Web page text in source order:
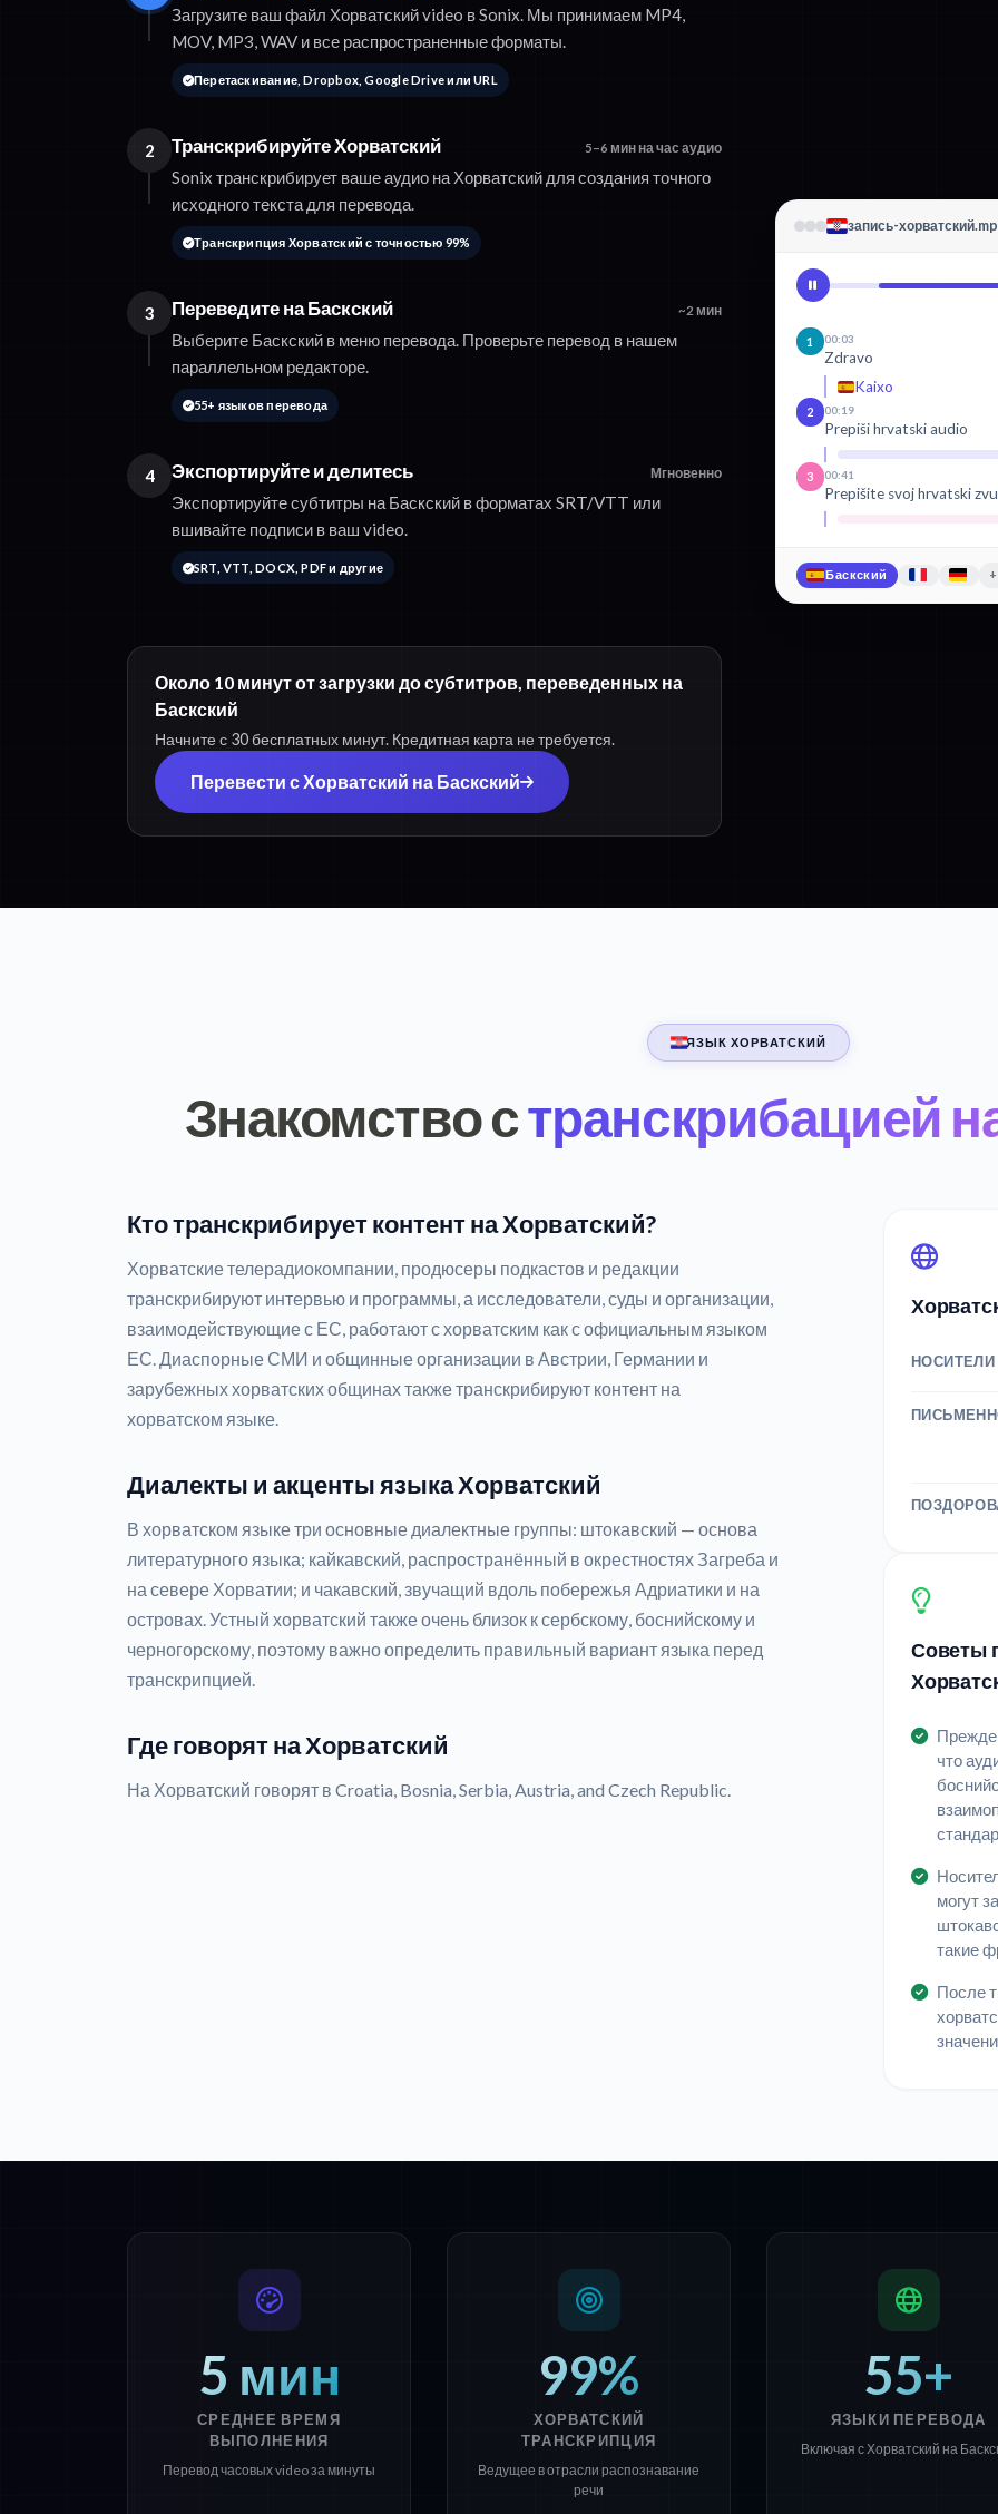
Загрузите ваш файл Хорватский video в Sonix. Мы принимаем MP4,
MOV, MP3, WAV и все распространенные форматы.
Перетаскивание, Dropbox, Google Drive или URL
2 Транскрибируйте Хорватский 5–6 мин на час аудио
Sonix транскрибирует ваше аудио на Хорватский для создания точного
исходного текста для перевода.
Транскрипция Хорватский с точностью 99%
3 Переведите на Баскский ~2 мин
Выберите Баскский в меню перевода. Проверьте перевод в нашем
параллельном редакторе.
55+ языков перевода
4 Экспортируйте и делитесь Мгновенно
Экспортируйте субтитры на Баскский в форматах SRT/VTT или
вшивайте подписи в ваш video.
SRT, VTT, DOCX, PDF и другие
Около 10 минут от загрузки до субтитров, переведенных на
Баскский
Начните с 30 бесплатных минут. Кредитная карта не требуется.
Перевести с Хорватский на Баскский
запись-
1 00:03
Zdravo
Kaixo
2 00:19
Prepiši hrvatski audio
3 00:41
Prepišite svoj hrvatski
Баскский
ЯЗЫК ХОРВАТСКИЙ
Знакомство странскрибацией
Кто транскрибирует контент на Хорватский?
Хорватские телерадиокомпании, продюсеры подкастов и редакции
транскрибируют интервью и программы, а исследователи, суды и организации,
взаимодействующие с ЕС, работают с хорватским как с официальным языком
ЕС. Диаспорные СМИ и общинные организации в Австрии, Германии и
зарубежных хорватских общинах также транскрибируют контент на
хорватском языке.
Диалекты и акценты языка Хорватский
В хорватском языке три основные диалектные группы: штокавский — основа
литературного языка; кайкавский, распространённый в окрестностях Загреба и
на севере Хорватии; и чакавский, звучащий вдоль побережья Адриатики и на
островах. Устный хорватский также очень близок к сербскому, боснийскому и
черногорскому, поэтому важно определить правильный вариант языка перед
транскрипцией.
Где говорят на Хорватский
На Хорватский говорят в Croatia, Bosnia, Serbia, Austria, and Czech Republic.
НОСИТЕЛИ
Советы
Прежде
что
могут
такие
После
5 мин
СРЕДНЕЕ ВРЕМЯ
ВЫПОЛНЕНИЯ
Перевод часовых video за минуты
99%
ХОРВАТСКИЙ
ТРАНСКРИПЦИЯ
Ведущее в отрасли распознавание
речи
55+
ЯЗЫКИ ПЕРЕВОДА
Включая с Хорватский на